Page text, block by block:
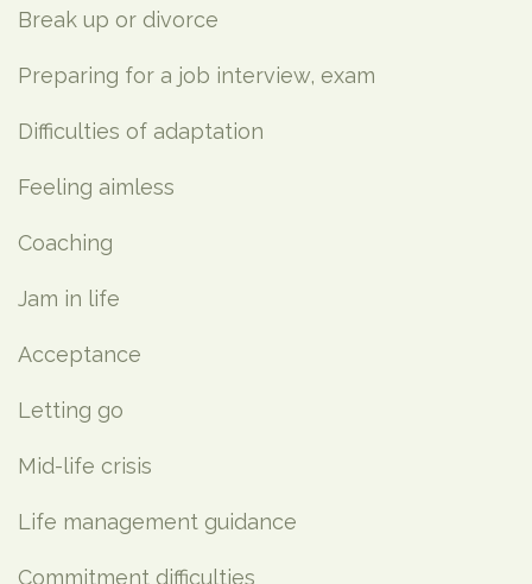
Break up or divorce
Preparing for a job interview, exam
Difficulties of adaptation
Feeling aimless
Coaching
Jam in life
Acceptance
Letting go
Mid-life crisis
Life management guidance
Commitment difficulties